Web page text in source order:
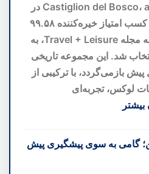
هتل Castiglion del Bosco، a Rosewood Hotel در
منطقه توسکانی ایتالیا، با کسب امتیاز خیره‌کننده ۹۹.۵۸
از ۱۰۰ در رای‌گیری سالانه مجله Travel + Leisure، به
شد. این مجموعه تاریخی
آن به ۹۰۰ سال پیش بازمی‌گردد، با ترکیبی از
لوکس، تجربه‌ای
بیشتر
گامی به سوی پیشگیری پیش